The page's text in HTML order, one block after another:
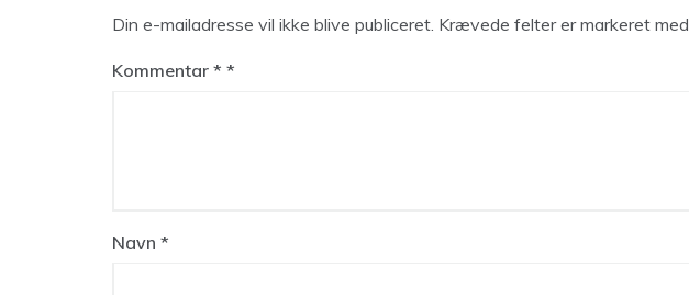
Din e-mailadresse vil ikke blive publiceret. Krævede felter er markeret med
Kommentar *
Navn *